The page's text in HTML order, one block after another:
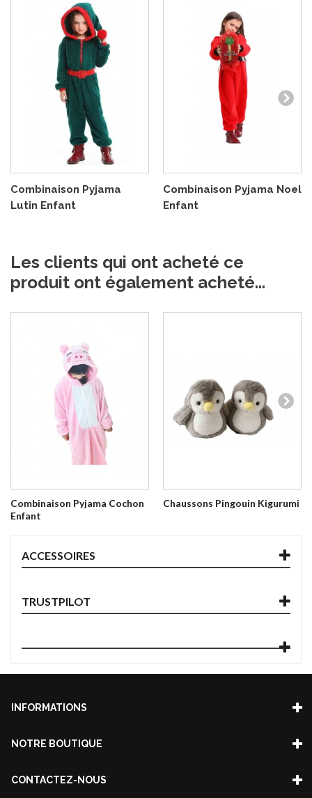
Combinaison Pyjama
Lutin Enfant
Combinaison Pyjama Noel
Enfant
Les clients qui ont acheté ce
produit ont également acheté...
Combinaison Pyjama Cochon
Enfant
Chaussons Pingouin Kigurumi
ACCESSOIRES
TRUSTPILOT
INFORMATIONS
NOTRE BOUTIQUE
CONTACTEZ-NOUS